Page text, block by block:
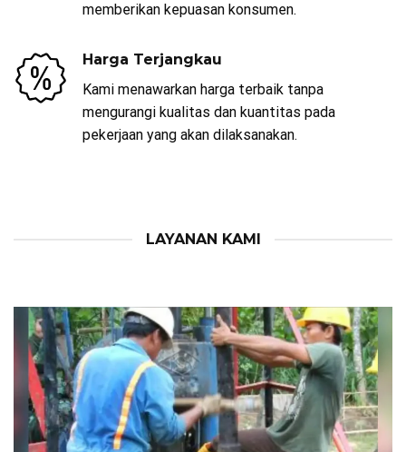
memberikan kepuasan konsumen.
Harga Terjangkau
Kami menawarkan harga terbaik tanpa
mengurangi kualitas dan kuantitas pada
pekerjaan yang akan dilaksanakan.
LAYANAN KAMI